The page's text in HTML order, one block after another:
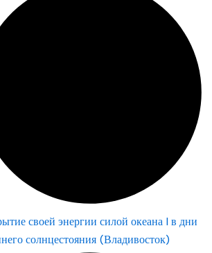
своей энергии силой океана | в дни
солнцестояния (Владивосток)